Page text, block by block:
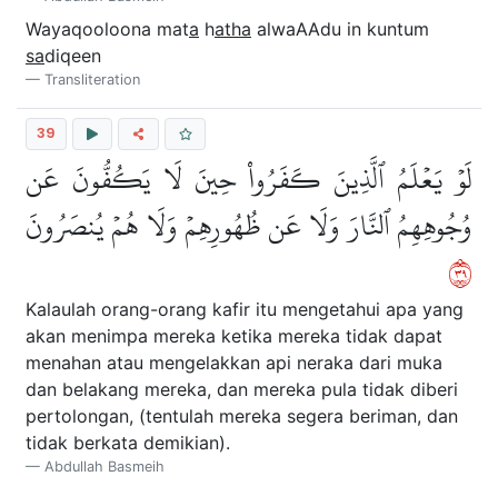
Wayaqooloona mata hatha alwaAAdu in kuntum
sadiqeen
Transliteration
39
لَوۡ يَعۡلَمُ ٱلَّذِينَ كَفَرُواْ حِينَ لَا يَكُفُّونَ عَن
وُجُوهِهِمُ ٱلنَّارَ وَلَا عَن ظُهُورِهِمۡ وَلَا هُمۡ يُنصَرُونَ
٩٣
Kalaulah orang-orang kafir itu mengetahui apa yang
akan menimpa mereka ketika mereka tidak dapat
menahan atau mengelakkan api neraka dari muka
dan belakang mereka, dan mereka pula tidak diberi
pertolongan, (tentulah mereka segera beriman, dan
tidak berkata demikian).
Abdullah Basmeih